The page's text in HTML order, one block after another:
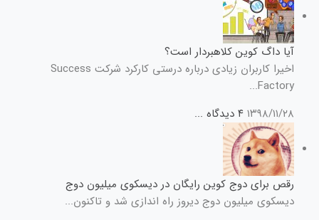
آیا داگ کوین کلاهبردار است؟
اخیرا کاربران زیادی درباره درستی کارکرد شرکت Success
Factory...
۱۳۹۸/۱۱/۲۸ ۴ دیدگاه ...
رقص برای دوج کوین رایگان در دیسکوی میلیون دوج
دیسکوی میلیون دوج دیروز راه اندازی شد و تاکنون...